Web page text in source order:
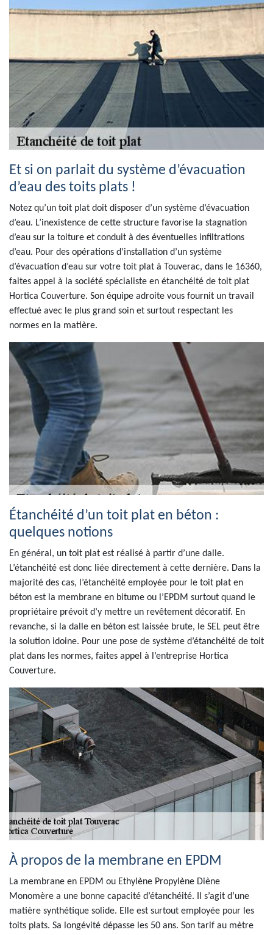
Et si on parlait du système d’évacuation
d’eau des toits plats !
Notez qu’un toit plat doit disposer d’un système d’évacuation
d’eau. L’inexistence de cette structure favorise la stagnation
d’eau sur la toiture et conduit à des éventuelles infiltrations
d’eau. Pour des opérations d’installation d’un système
d’évacuation d’eau sur votre toit plat à Touverac, dans le 16360,
faites appel à la société spécialiste en étanchéité de toit plat
Hortica Couverture. Son équipe adroite vous fournit un travail
effectué avec le plus grand soin et surtout respectant les
normes en la matière.
Étanchéité d’un toit plat en béton :
quelques notions
En général, un toit plat est réalisé à partir d’une dalle.
L’étanchéité est donc liée directement à cette dernière. Dans la
majorité des cas, l’étanchéité employée pour le toit plat en
béton est la membrane en bitume ou l’EPDM surtout quand le
propriétaire prévoit d’y mettre un revêtement décoratif. En
revanche, si la dalle en béton est laissée brute, le SEL peut être
la solution idoine. Pour une pose de système d’étanchéité de toit
plat dans les normes, faites appel à l’entreprise Hortica
Couverture.
À propos de la membrane en EPDM
La membrane en EPDM ou Ethylène Propylène Diène
Monomère a une bonne capacité d’étanchéité. Il s’agit d’une
matière synthétique solide. Elle est surtout employée pour les
toits plats. Sa longévité dépasse les 50 ans. Son tarif au mètre